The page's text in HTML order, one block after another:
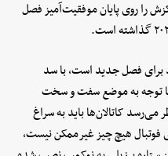
را روی پایان موفقیت‌آمیز فصل
برای فصل جدید است، با سد
توجه به موضع سفت و سخت
می‌رسد کاتالان‌ها باید به سراغ
فوتبال هیچ چیز غیرممکن نیست،